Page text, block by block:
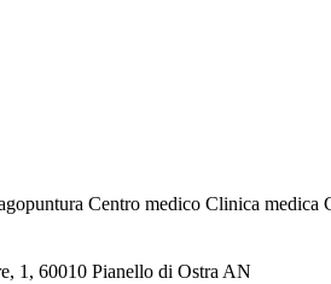
Centro medico Clinica medica
1, 60010 Pianello di Ostra AN